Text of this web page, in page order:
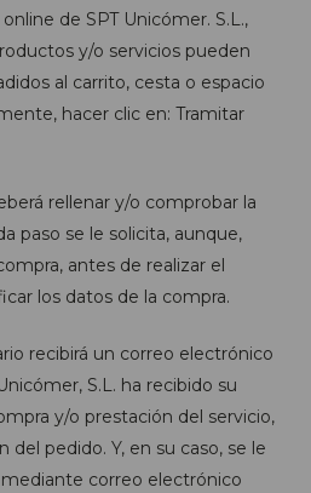
de SPT Unicómer. S.L.,
y/o servicios pueden
al carrito, cesta o espacio
hacer clic en: Tramitar
rellenar y/o comprobar la
paso se le solicita, aunque,
antes de realizar el
los datos de la compra.
recibirá un correo electrónico
S.L. ha recibido su
y/o prestación del servicio,
del pedido. Y, en su caso, se le
correo electrónico